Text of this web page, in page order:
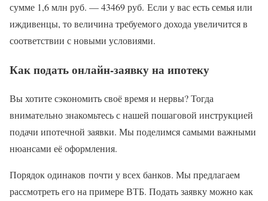
сумме 1,6 млн руб. — 43469 руб. Если у вас есть семья или
иждивенцы, то величина требуемого дохода увеличится в
соответствии с новыми условиями.
Как подать онлайн-заявку на ипотеку
Вы хотите сэкономить своё время и нервы? Тогда
внимательно знакомьтесь с нашей пошаговой инструкцией
подачи ипотечной заявки. Мы поделимся самыми важными
нюансами её оформления.
Порядок одинаков почти у всех банков. Мы предлагаем
рассмотреть его на примере ВТБ. Подать заявку можно как